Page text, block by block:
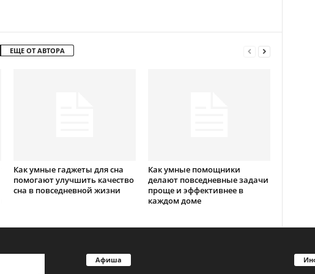
ЕЩЕ ОТ АВТОРА
Как умные гаджеты для сна
помогают улучшить качество
сна в повседневной жизни
Как умные помощники
делают повседневные задачи
проще и эффективнее в
каждом доме
Афиша